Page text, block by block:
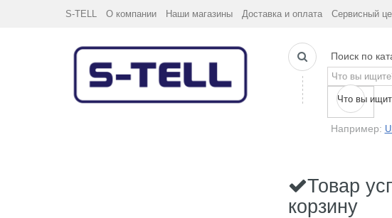
S-TELL О компании Наши магазины Доставка и оплата Сервисный
Поиск по
Что вы
Например:
Товар
корзину